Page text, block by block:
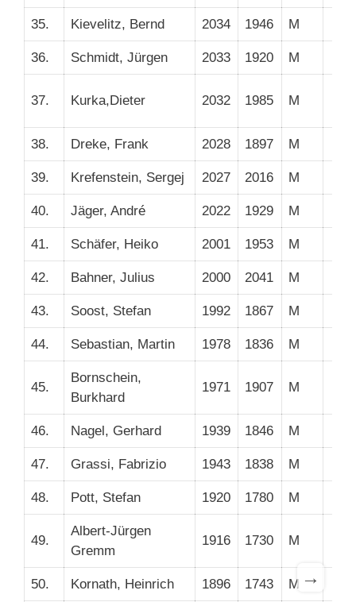
35. Kievelitz, Bernd 2034 1946 M
36. Schmidt, Jürgen 2033 1920 M
37. Kurka,Dieter 2032 1985 M
38. Dreke, Frank 2028 1897 M
39. Krefenstein, Sergej 2027 2016 M
40. Jäger, André 2022 1929 M
41. Schäfer, Heiko 2001 1953 M
42. Bahner, Julius 2000 2041 M
43. Soost, Stefan 1992 1867 M
44. Sebastian, Martin 1978 1836 M
45.
Bornschein,
Burkhard
1971 1907 M
46. Nagel, Gerhard 1939 1846 M
47. Grassi, Fabrizio 1943 1838 M
48. Pott, Stefan 1920 1780 M
49.
Albert-Jürgen
Gremm
1916 1730 M
50. Kornath, Heinrich 1896 1743 M →